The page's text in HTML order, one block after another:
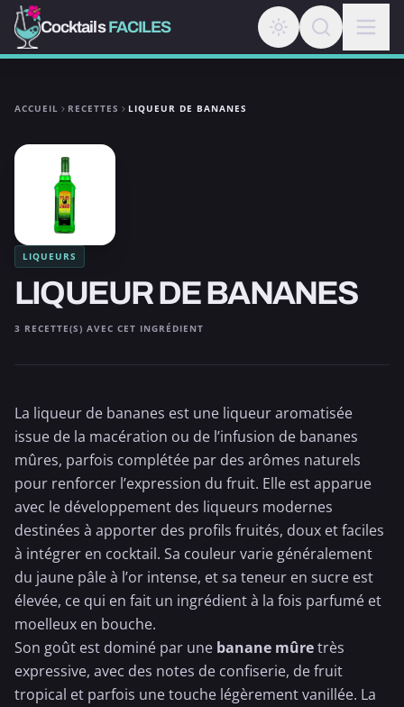
CocktailsFACILES
ACCUEIL RECETTES LIQUEUR DE BANANES
LIQUEURS
LIQUEUR DE BANANES
3 RECETTE(S) AVEC CET INGRÉDIENT
La liqueur de bananes est une liqueur aromatisée
issue de la macération ou de l’infusion de bananes
mûres, parfois complétée par des arômes naturels
pour renforcer l’expression du fruit. Elle est apparue
avec le développement des liqueurs modernes
destinées à apporter des profils fruités, doux et faciles
à intégrer en cocktail. Sa couleur varie généralement
du jaune pâle à l’or intense, et sa teneur en sucre est
élevée, ce qui en fait un ingrédient à la fois parfumé et
moelleux en bouche.
Son goût est dominé par une banane mûretrès
expressive, avec des notes de confiserie, de fruit
tropical et parfois une touche légèrement vanillée. La